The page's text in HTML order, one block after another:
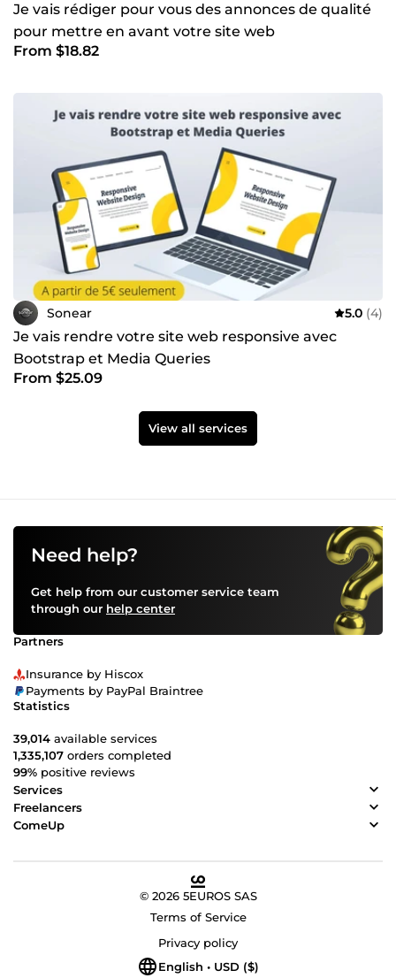
Je vais rédiger pour vous des annonces de qualité
pour mettre en avant votre site web
From $18.82
Sonear 5.0 (4)
Je vais rendre votre site web responsive avec
Bootstrap et Media Queries
From $25.09
View all services
Need help?
Get help from our customer service team
through our help center
Partners
Insurance by Hiscox
Payments by PayPal Braintree
Statistics
39,014 available services
1,335,107 orders completed
99% positive reviews
Services
Freelancers
ComeUp
© 2026 5EUROS SAS
Terms of Service
Privacy policy
English • USD ($)